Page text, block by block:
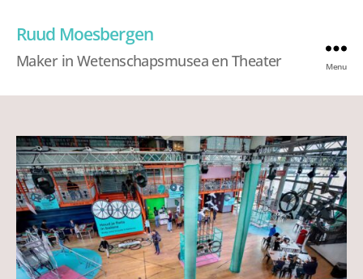
Ruud Moesbergen
Maker in Wetenschapsmusea en Theater Menu